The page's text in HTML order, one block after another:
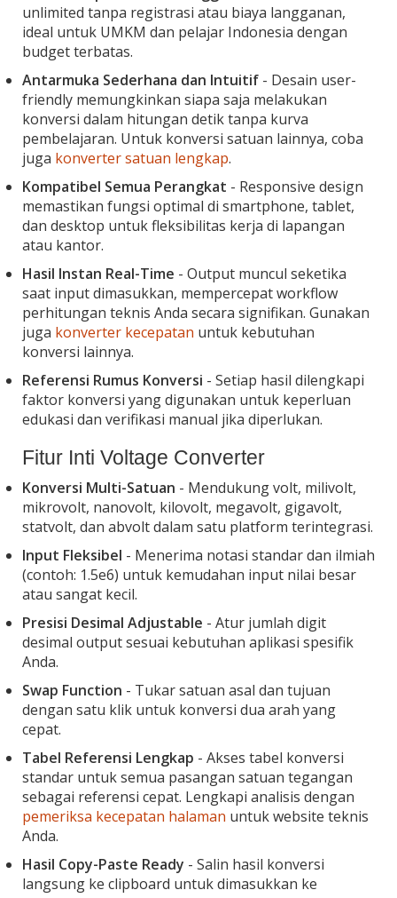
unlimited tanpa registrasi atau biaya langganan,
ideal untuk UMKM dan pelajar Indonesia dengan
budget terbatas.
Antarmuka Sederhana dan Intuitif - Desain user-
friendly memungkinkan siapa saja melakukan
konversi dalam hitungan detik tanpa kurva
pembelajaran. Untuk konversi satuan lainnya, coba
juga konverter satuan lengkap.
Kompatibel Semua Perangkat - Responsive design
memastikan fungsi optimal di smartphone, tablet,
dan desktop untuk fleksibilitas kerja di lapangan
atau kantor.
Hasil Instan Real-Time - Output muncul seketika
saat input dimasukkan, mempercepat workflow
perhitungan teknis Anda secara signifikan. Gunakan
juga konverter kecepatan untuk kebutuhan
konversi lainnya.
Referensi Rumus Konversi - Setiap hasil dilengkapi
faktor konversi yang digunakan untuk keperluan
edukasi dan verifikasi manual jika diperlukan.
Fitur Inti Voltage Converter
Konversi Multi-Satuan - Mendukung volt, milivolt,
mikrovolt, nanovolt, kilovolt, megavolt, gigavolt,
statvolt, dan abvolt dalam satu platform terintegrasi.
Input Fleksibel - Menerima notasi standar dan ilmiah
(contoh: 1.5e6) untuk kemudahan input nilai besar
atau sangat kecil.
Presisi Desimal Adjustable - Atur jumlah digit
desimal output sesuai kebutuhan aplikasi spesifik
Anda.
Swap Function - Tukar satuan asal dan tujuan
dengan satu klik untuk konversi dua arah yang
cepat.
Tabel Referensi Lengkap - Akses tabel konversi
standar untuk semua pasangan satuan tegangan
sebagai referensi cepat. Lengkapi analisis dengan
pemeriksa kecepatan halaman untuk website teknis
Anda.
Hasil Copy-Paste Ready - Salin hasil konversi
langsung ke clipboard untuk dimasukkan ke